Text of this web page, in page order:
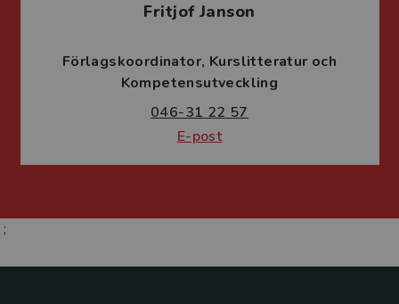
Fritjof Janson
Förlagskoordinator Kurslitteratur och
Kompetensutveckling
046-31 22 57
E-post
;